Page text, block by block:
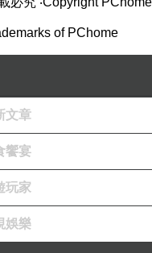
地主們不允許
生計。
各地、仍以社
of PChome
文章
饗宴
玩家
娛樂